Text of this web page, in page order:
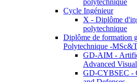
polytechnique
Cycle Ingénieur
X - Diplôme
polytechnique
Diplôme de formation
Polytechnique -
GD-AIM -
Advanced
GD-CYBSEC -